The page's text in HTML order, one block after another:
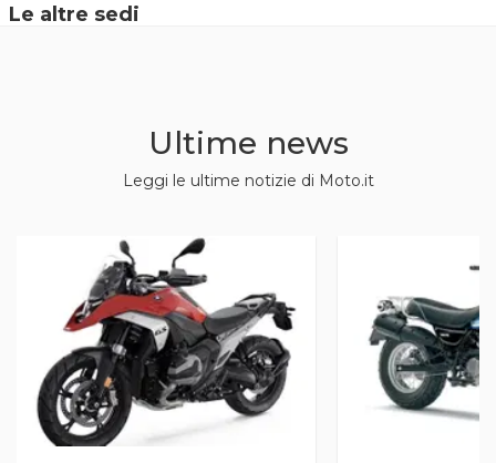
Le altre sedi
Ultime news
Leggi le ultime notizie di Moto.it